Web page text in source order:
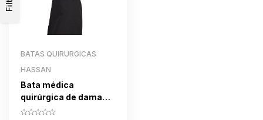
BATAS QUIRURGICAS
HASSAN
Bata médica
quirúrgica de dama
coatline